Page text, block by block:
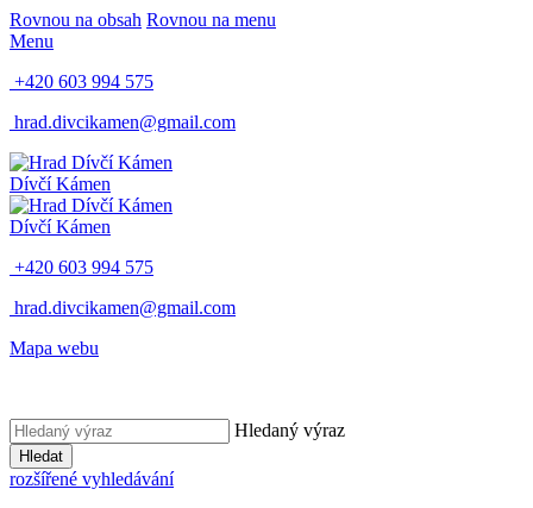
Rovnou na obsah Rovnou na menu
Menu
+420 603 994 575
hrad.divcikamen@gmail.com
Dívčí Kámen
Dívčí Kámen
+420 603 994 575
hrad.divcikamen@gmail.com
Mapa webu
Hledaný výraz
Hledat
rozšířené vyhledávání